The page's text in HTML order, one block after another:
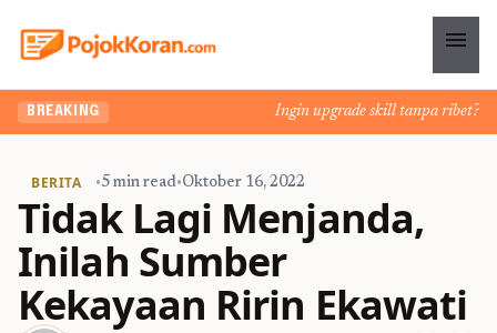
menu
BREAKING Ingin upgrade skill tanpa ribet?
BERITA •5 min read•Oktober 16, 2022
Tidak Lagi Menjanda,
Inilah Sumber
Kekayaan Ririn Ekawati